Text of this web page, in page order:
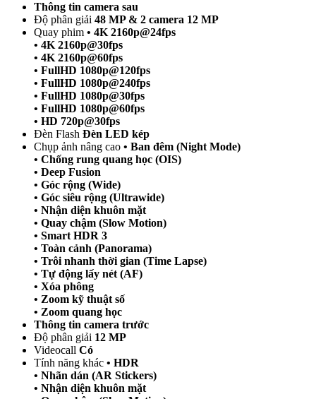
Thông tin camera sau
Độ phân giải 48 MP & 2 camera 12 MP
Quay phim • 4K 2160p@24fps
• 4K 2160p@30fps
• 4K 2160p@60fps
• FullHD 1080p@120fps
• FullHD 1080p@240fps
• FullHD 1080p@30fps
• FullHD 1080p@60fps
• HD 720p@30fps
Đèn Flash Đèn LED kép
Chụp ảnh nâng cao • Ban đêm (Night Mode)
• Chống rung quang học (OIS)
• Deep Fusion
• Góc rộng (Wide)
• Góc siêu rộng (Ultrawide)
• Nhận diện khuôn mặt
• Quay chậm (Slow Motion)
• Smart HDR 3
• Toàn cảnh (Panorama)
• Trôi nhanh thời gian (Time Lapse)
• Tự động lấy nét (AF)
• Xóa phông
• Zoom kỹ thuật số
• Zoom quang học
Thông tin camera trước
Độ phân giải 12 MP
Videocall Có
Tính năng khác • HDR
• Nhãn dán (AR Stickers)
• Nhận diện khuôn mặt